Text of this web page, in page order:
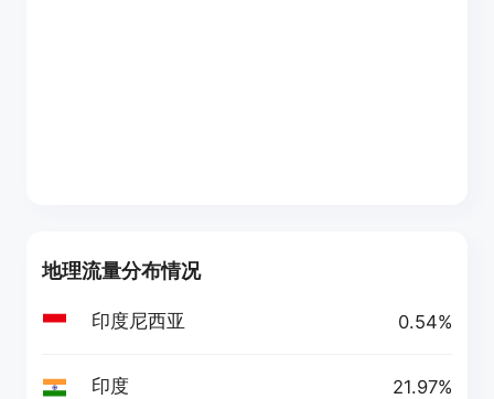
地理流量分布情况
印度尼西亚 0.54%
印度 21.97%